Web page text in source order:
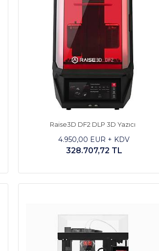
Raise3D DF2 DLP 3D Yazıcı
4.950,00 EUR + KDV
328.707,72 TL